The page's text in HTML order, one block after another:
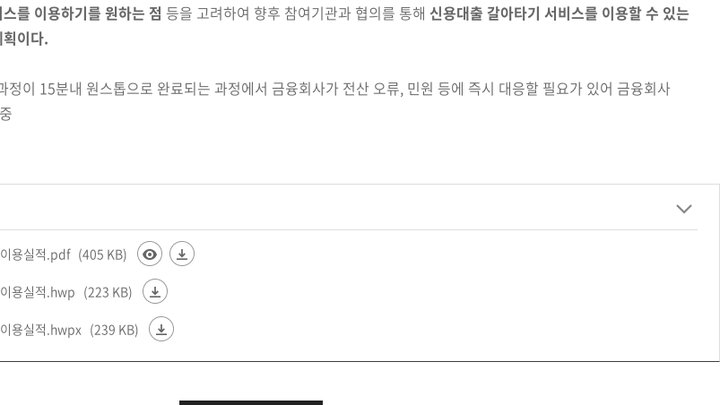
를 이용하기를 원하는 점 등을 고려하여 향후 참여기관과 협의를 통해 신용대출 갈아타기 서비스를 이용할 수 있는
이다.
정이 15분내 원스톱으로 완료되는 과정에서 금융회사가 전산 오류, 민원 등에 즉시 대응할 필요가 있어 금융회사
용실적.pdf (405 KB)
용실적.hwp (223 KB)
용실적.hwpx (239 KB)